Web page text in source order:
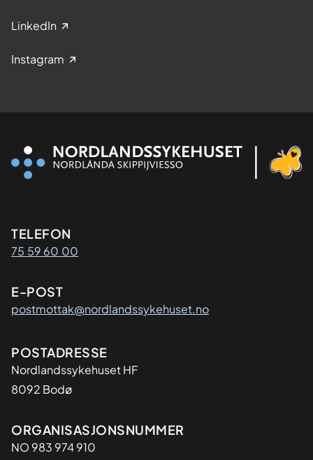
LinkedIn
Instagram
Kontaktinformasjon
TELEFON
75 59 60 00
E-POST
postmottak@nordlandssykehuset.no
Adresse
POSTADRESSE
Nordlandssykehuset HF
8092 Bodø
Organisasjon
ORGANISASJONSNUMMER
NO 983 974 910